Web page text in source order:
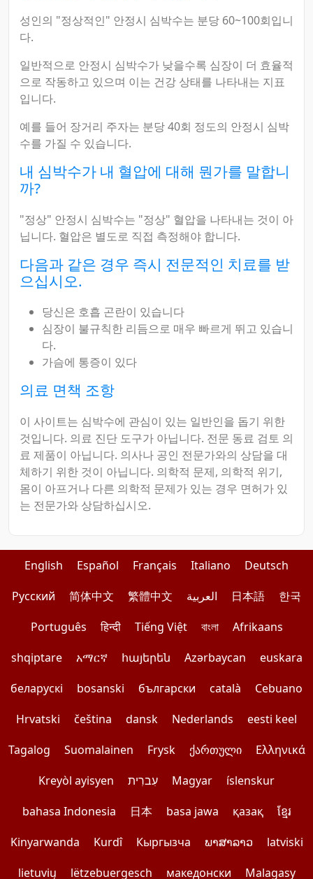
성인의 "정상적인" 안정시 심박수는 분당 60~100회입니
다.
일반적으로 안정시 심박수가 낮을수록 심장이 더 효율적
으로 작동하고 있으며 이는 건강 상태를 나타내는 지표
입니다.
예를 들어 장거리 주자는 분당 40회 정도의 안정시 심박
수를 가질 수 있습니다.
내 심박수가 내 혈압에 대해 뭔가를 말합니
까?
"정상" 안정시 심박수는 "정상" 혈압을 나타내는 것이 아
닙니다. 혈압은 별도로 직접 측정해야 합니다.
다음과 같은 경우 즉시 전문적인 치료를 받
으십시오.
당신은 호흡 곤란이 있습니다
심장이 불규칙한 리듬으로 매우 빠르게 뛰고 있습니
다.
가슴에 통증이 있다
의료 면책 조항
이 사이트는 심박수에 관심이 있는 일반인을 돕기 위한
것입니다. 의료 진단 도구가 아닙니다. 전문 동료 검토 의
료 제품이 아닙니다. 의사나 공인 전문가와의 상담을 대
체하기 위한 것이 아닙니다. 의학적 문제, 의학적 위기,
몸이 아프거나 다른 의학적 문제가 있는 경우 면허가 있
는 전문가와 상담하십시오.
English Español Français Italiano
Deutsch
Pусский
简体中文 繁體中文 العربية 日本語
한국
Português
हिन्दी Tiếng Việt বাংলা
Afrikaans
shqiptare
አማርኛ հայերեն Azərbaycan
euskara
беларускі
bosanski български català
Cebuano
Hrvatski
čeština dansk Nederlands
eesti keel
Tagalog
Suomalainen Frysk ქართული
Ελληνικά
Kreyòl ayisyen
עִברִית Magyar
íslenskur
bahasa Indonesia
日本 basa jawa қазақ
ខ្មែរ
Kinyarwanda
Kurdî Кыргызча ພາສາລາວ
latviski
lietuvių
lëtzebuergesch македонски Malagasy